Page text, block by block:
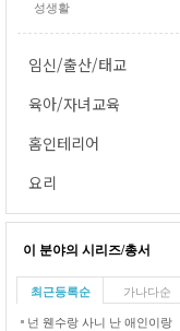
성생활
임신/출산/태교
육아/자녀교육
홈인테리어
요리
이 분야의 시리즈/총서
최근등록순 가나다순
넌 웬수랑 사니 난 애인이랑